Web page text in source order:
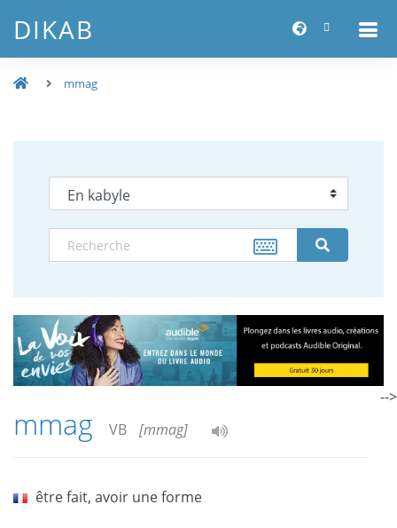
DIKAB
mmag
mmag VB [mmag]
être fait, avoir une forme
-->